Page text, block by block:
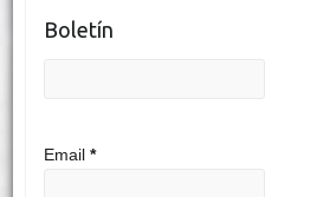
Boletín
Email *